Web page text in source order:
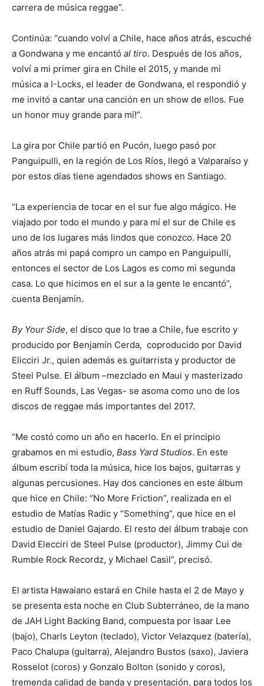
carrera de música reggae”.
Continúa: “cuando volví a Chile, hace años atrás, escuché
a Gondwana y me encantó al tiro. Después de los años,
volví a mi primer gira en Chile el 2015, y mande mi
música a I-Locks, el leader de Gondwana, el respondió y
me invitó a cantar una canción en un show de ellos. Fue
un honor muy grande para mí!”.
La gira por Chile partió en Pucón, luego pasó por
Panguipulli, en la región de Los Ríos, llegó a Valparaíso y
por estos días tiene agendados shows en Santiago.
“La experiencia de tocar en el sur fue algo mágico. He
viajado por todo el mundo y para mí el sur de Chile es
uno de los lugares más lindos que conozco. Hace 20
años atrás mi papá compro un campo en Panguipulli,
entonces el sector de Los Lagos es como mi segunda
casa. Lo que hicimos en el sur a la gente le encantó”,
cuenta Benjamín.
By Your Side, el disco que lo trae a Chile, fue escrito y
producido por Benjamín Cerda, coproducido por David
Elicciri Jr., quien además es guitarrista y productor de
Steel Pulse. El álbum –mezclado en Maui y masterizado
en Ruff Sounds, Las Vegas- se asoma como uno de los
discos de reggae más importantes del 2017.
“Me costó como un año en hacerlo. En el principio
grabamos en mi estudio, Bass Yard Studios. En este
álbum escribí toda la música, hice los bajos, guitarras y
algunas percusiones. Hay dos canciones en este álbum
que hice en Chile: “No More Friction”, realizada en el
estudio de Matías Radic y “Something”, que hice en el
estudio de Daniel Gajardo. El resto del álbum trabaje con
David Elecciri de Steel Pulse (productor), Jimmy Cui de
Rumble Rock Recordz, y Michael Casil”, precisó.
El artista Hawaiano estará en Chile hasta el 2 de Mayo y
se presenta esta noche en Club Subterráneo, de la mano
de JAH Light Backing Band, compuesta por Isaar Lee
(bajo), Charls Leyton (teclado), Victor Velazquez (batería),
Paco Chalupa (guitarra), Alejandro Bustos (saxo), Javiera
Rosselot (coros) y Gonzalo Bolton (sonido y coros),
tremenda calidad de banda y presentación, para todos los